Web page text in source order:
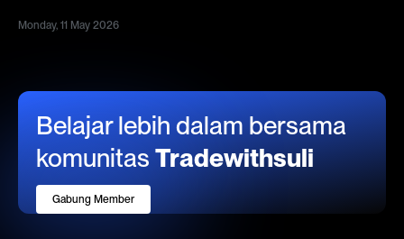
Monday, 11 May 2026
Belajar lebih dalam bersama
komunitas Tradewithsuli
Gabung Member